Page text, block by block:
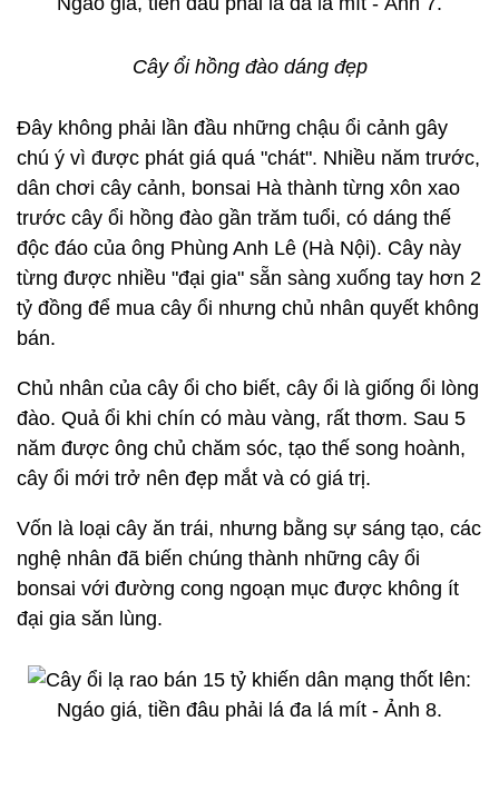
Cây ổi hồng đào dáng đẹp
Đây không phải lần đầu những chậu ổi cảnh gây
chú ý vì được phát giá quá "chát". Nhiều năm trước,
dân chơi cây cảnh, bonsai Hà thành từng xôn xao
trước cây ổi hồng đào gần trăm tuổi, có dáng thế
độc đáo của ông Phùng Anh Lê (Hà Nội). Cây này
từng được nhiều "đại gia" sẵn sàng xuống tay hơn 2
tỷ đồng để mua cây ổi nhưng chủ nhân quyết không
bán.
Chủ nhân của cây ổi cho biết, cây ổi là giống ổi lòng
đào. Quả ổi khi chín có màu vàng, rất thơm. Sau 5
năm được ông chủ chăm sóc, tạo thế song hoành,
cây ổi mới trở nên đẹp mắt và có giá trị.
Vốn là loại cây ăn trái, nhưng bằng sự sáng tạo, các
nghệ nhân đã biến chúng thành những cây ổi
bonsai với đường cong ngoạn mục được không ít
đại gia săn lùng.